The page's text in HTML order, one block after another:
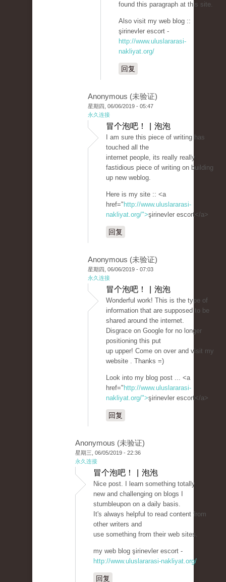
found this paragraph at this site.
Also visit my web blog ::
şirinevler escort -
http://www.uluslararasi-
nakliyat.org/
回复
Anonymous (未验证)
星期四, 06/06/2019 - 05:47
永久连接
冒个泡吧！ | 泡泡
I am sure this piece of writing has
touched all the
internet people, its really really
fastidious piece of writing on building
up new weblog.
Here is my site :: <a
href=" http://www.uluslararasi-
nakliyat.org/">şirinevler escort</a>
回复
Anonymous (未验证)
星期四, 06/06/2019 - 07:03
永久连接
冒个泡吧！ | 泡泡
Wonderful work! This is the type of
information that are supposed to be
shared around the internet.
Disgrace on Google for no longer
positioning this put
up upper! Come on over and visit my
website . Thanks =)
Look into my blog post ... <a
href=" http://www.uluslararasi-
nakliyat.org/">şirinevler escort</a>
回复
Anonymous (未验证)
星期三, 06/05/2019 - 22:36
永久连接
冒个泡吧！ | 泡泡
Nice post. I learn something totally
new and challenging on blogs I
stumbleupon on a daily basis.
It's always helpful to read content from
other writers and
use something from their web sites.
my web blog şirinevler escort -
http://www.uluslararasi-nakliyat.org/
回复